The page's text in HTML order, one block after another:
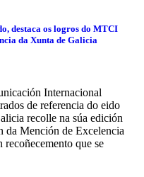
destaca os logros do MTCI
da Xunta de Galicia
Internacional
de referencia do eido
recolle na súa edición
da Mención de Excelencia
que se